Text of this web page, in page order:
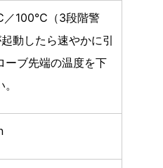
100℃（3段階警
動したら速やかに引
ーブ先端の温度を下